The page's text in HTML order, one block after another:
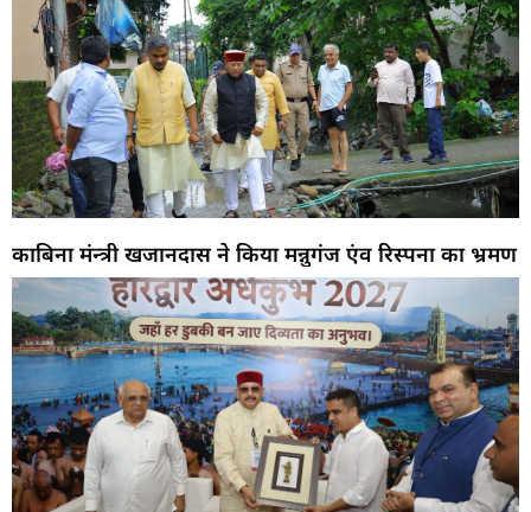
काबिना मंन्त्री खजानदास ने किया मन्नुगंज एंव रिस्पना का भ्रमण